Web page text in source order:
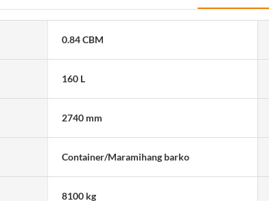
0.84 CBM
160 L
2740 mm
Container/Maramihang barko
8100 kg